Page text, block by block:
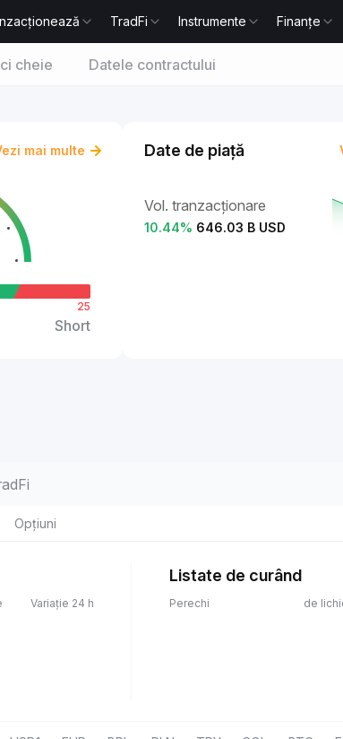
TradFi Instrumente Finanțe
cheie Datele contractului
mai multe
25
Short
Date de piață
Vol. tranzacționare
10.44% 646.03 B USD
Opțiuni
Variație 24 h
Listate de curând
Perechi de